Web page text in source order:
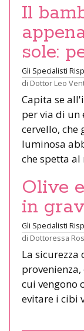
Il
sole:
Gli Specialisti
di Dottor Leo
Capita se
per via di un
cervello, che
luminosa
che spetta
Olive
in
Gli Specialisti
di Dottoressa
La
cui vengono
evitare i cibi